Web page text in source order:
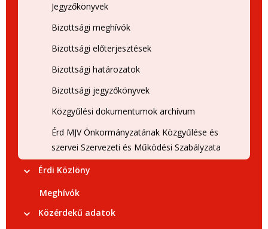
Jegyzőkönyvek
Bizottsági meghívók
Bizottsági előterjesztések
Bizottsági határozatok
Bizottsági jegyzőkönyvek
Közgyűlési dokumentumok archívum
Érd MJV Önkormányzatának Közgyűlése és
szervei Szervezeti és Működési Szabályzata
Érdi Közlöny
Meghívók
Közérdekű adatok